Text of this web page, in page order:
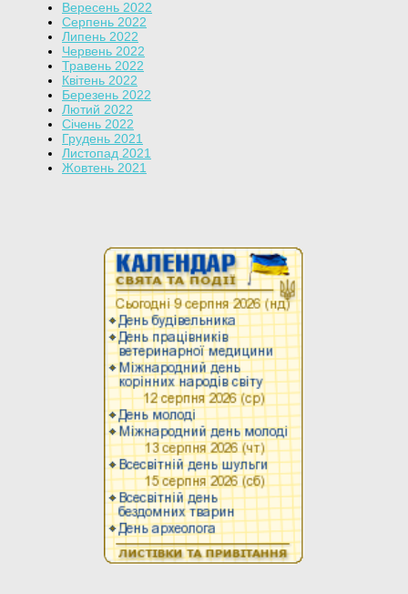
Вересень 2022
Серпень 2022
Липень 2022
Червень 2022
Травень 2022
Квітень 2022
Березень 2022
Лютий 2022
Січень 2022
Грудень 2021
Листопад 2021
Жовтень 2021